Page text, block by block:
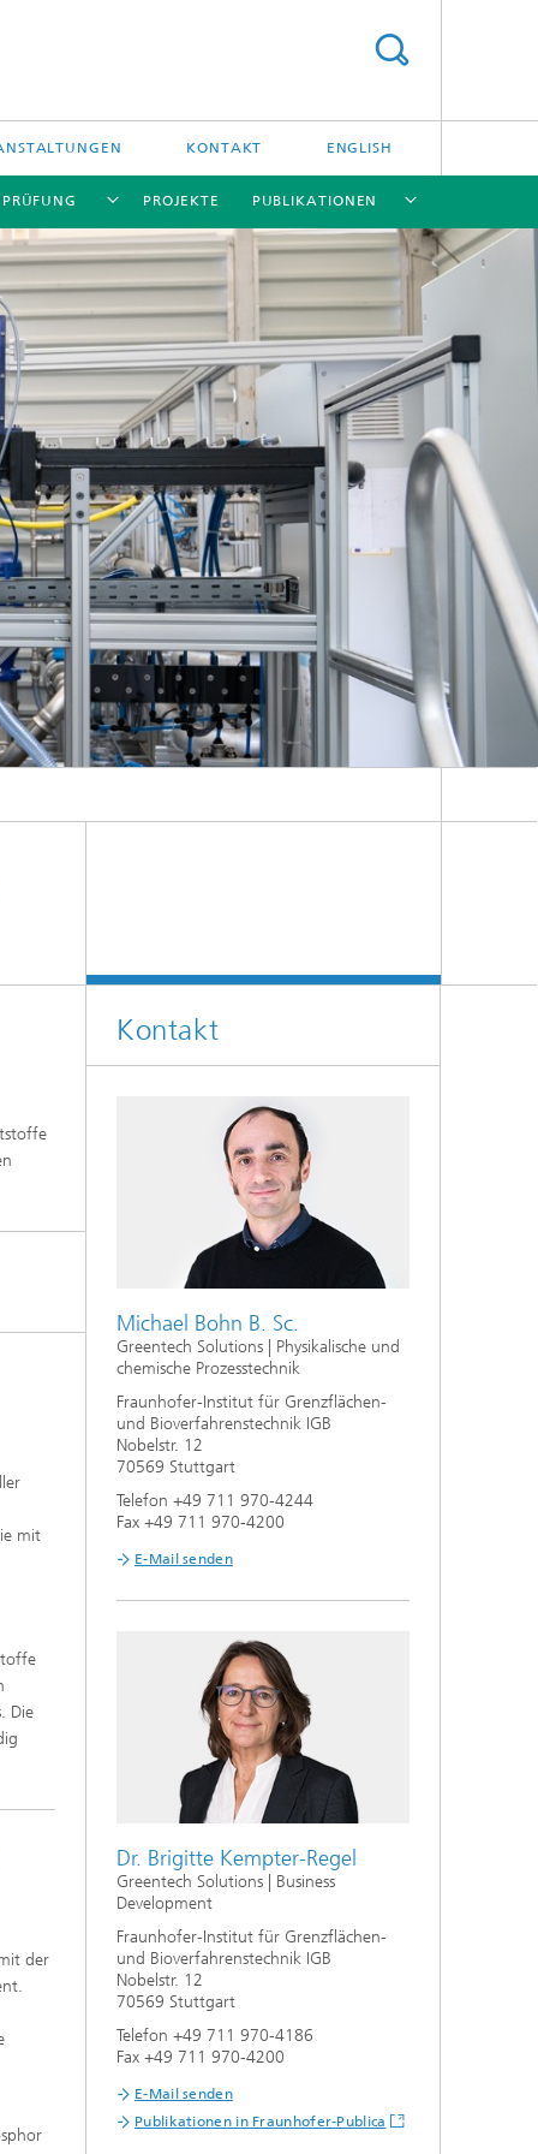
KONTAKT ENGLISH
PROJEKTE PUBLIKATIONEN
(MAP) zurückgewonnen.
mit
Die
der
Kontakt
Michael Bohn B. Sc.
Greentech Solutions | Physikalische und
chemische Prozesstechnik
Fraunhofer-Institut für Grenzflächen-
und Bioverfahrenstechnik IGB
Nobelstr. 12
70569 Stuttgart
Telefon +49 711 970-4244
Fax +49 711 970-4200
E-Mail senden
Dr. Brigitte Kempter-Regel
Greentech Solutions | Business
Development
Fraunhofer-Institut für Grenzflächen-
und Bioverfahrenstechnik IGB
Nobelstr. 12
70569 Stuttgart
Telefon +49 711 970-4186
Fax +49 711 970-4200
E-Mail senden
Publikationen in Fraunhofer-Publica